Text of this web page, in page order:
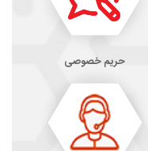
حریم خصوصی